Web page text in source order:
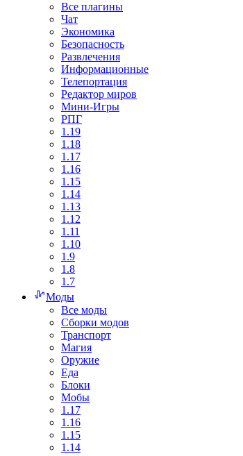
Все плагины
Чат
Экономика
Безопасность
Развлечения
Информационные
Телепортация
Редактор миров
Мини-Игры
РПГ
1.19
1.18
1.17
1.16
1.15
1.14
1.13
1.12
1.11
1.10
1.9
1.8
1.7
Моды
Все моды
Сборки модов
Транспорт
Магия
Оружие
Еда
Блоки
Мобы
1.17
1.16
1.15
1.14